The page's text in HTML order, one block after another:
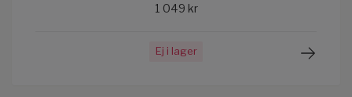
1 049 kr
Ej i lager